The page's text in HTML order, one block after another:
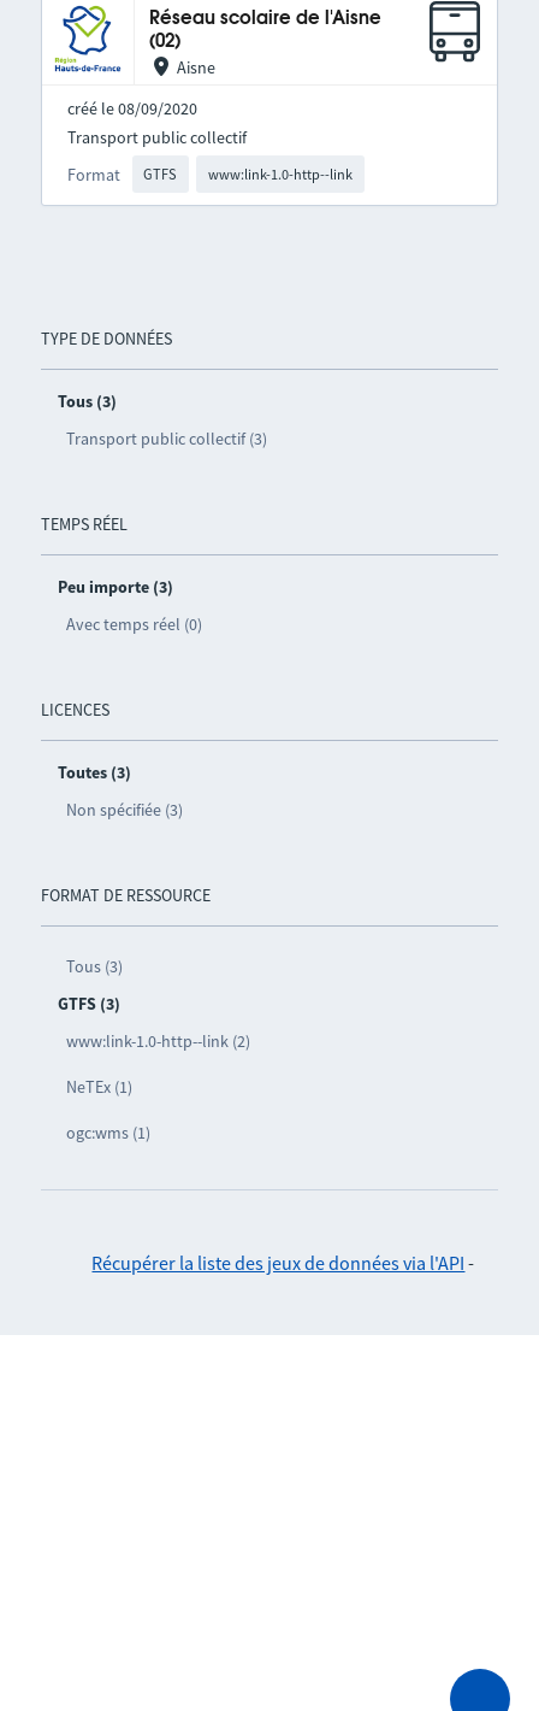
TYPE DE DONNÉES
Tous (3)
Transport public collectif (3)
TEMPS RÉEL
Peu importe (3)
Avec temps réel (0)
LICENCES
Toutes (3)
Non spécifiée (3)
FORMAT DE RESSOURCE
Tous (3)
GTFS (3)
www:link-1.0-http--link (2)
NeTEx (1)
ogc:wms (1)
Réseau scolaire de l'Aisne
(02)
Aisne
créé le 08/09/2020
Format GTFS www:link-1.0-http--link
Transport public collectif
Récupérer la liste des jeux de données via l'API -